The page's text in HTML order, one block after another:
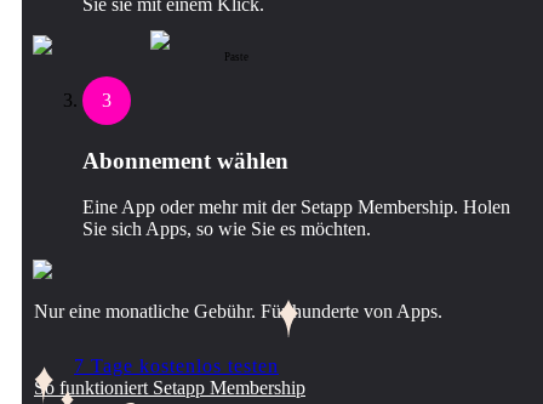
Paste
3
Abonnement wählen
Eine App oder mehr mit der Setapp Membership. Holen
Sie sich Apps, so wie Sie es möchten.
Nur eine monatliche Gebühr. Für hunderte von Apps.
7 Tage kostenlos testen
So funktioniert Setapp Membership